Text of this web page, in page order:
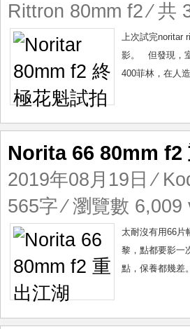
Rittron 80mm f2⁄ 共
上次試完noritar
影。 但發現，
400菲林，在人
Norita 66 80mm f2
2019年08月19日 ⁄
565字 ⁄ 瀏覽數 6,009
太耐沒有用66片
黎，點都要影一
點，保養都幾差